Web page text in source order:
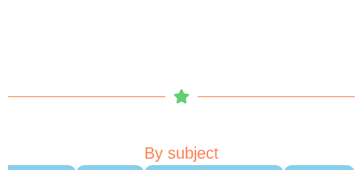
By subject